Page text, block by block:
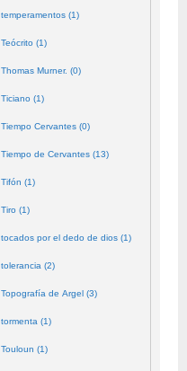
temperamentos (1)
Teócrito (1)
Thomas Murner. (0)
Ticiano (1)
Tiempo Cervantes (0)
Tiempo de Cervantes (13)
Tifón (1)
Tiro (1)
tocados por el dedo de dios (1)
tolerancia (2)
Topografía de Argel (3)
tormenta (1)
Touloun (1)